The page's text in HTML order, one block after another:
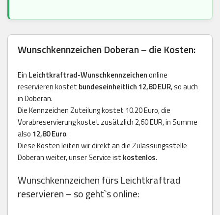
Wunschkennzeichen Doberan – die Kosten:
Ein Leichtkraftrad-Wunschkennzeichenonline
reservieren kostet bundeseinheitlich 12,80 EUR, so auch
in Doberan.
Die Kennzeichen Zuteilung kostet 10.20 Euro, die
Vorabreservierung kostet zusätzlich 2,60 EUR, in Summe
also 12,80 Euro.
Diese Kosten leiten wir direkt an die Zulassungsstelle
Doberan weiter, unser Service ist kostenlos.
Wunschkennzeichen fürs Leichtkraftrad
reservieren – so geht`s online: